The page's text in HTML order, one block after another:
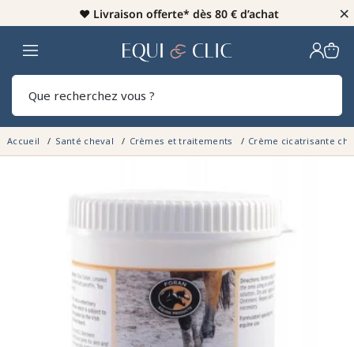
♥️ Livraison offerte* dès 80 € d’achat ×
Home
Accueil Santé cheval Crèmes et traitements Crème cicatrisante